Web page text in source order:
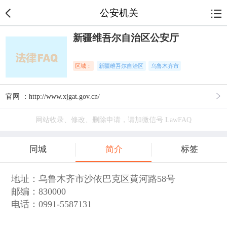
公安机关
新疆维吾尔自治区公安厅
区域： 新疆维吾尔自治区 乌鲁木齐市
官网 ：http://www.xjgat.gov.cn/
网站收录、修改、删除申请，请加微信号 LawFAQ
同城 简介 标签
地址：乌鲁木齐市沙依巴克区黄河路58号
邮编：830000
电话：0991-5587131